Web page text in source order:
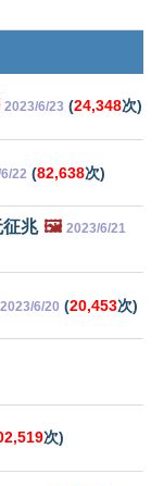
2023/6/23 (24,348次)
22 (82,638次)
征兆 🖼️ 2023/6/21
2023/6/20 (20,453次)
次)